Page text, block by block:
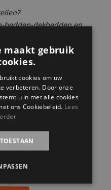
dekbedden en
dekbedden en
maakt gebruik
cookies om uw
verbeteren. Door onze
u in met alle cookies
ons Cookiebeleid. Lees